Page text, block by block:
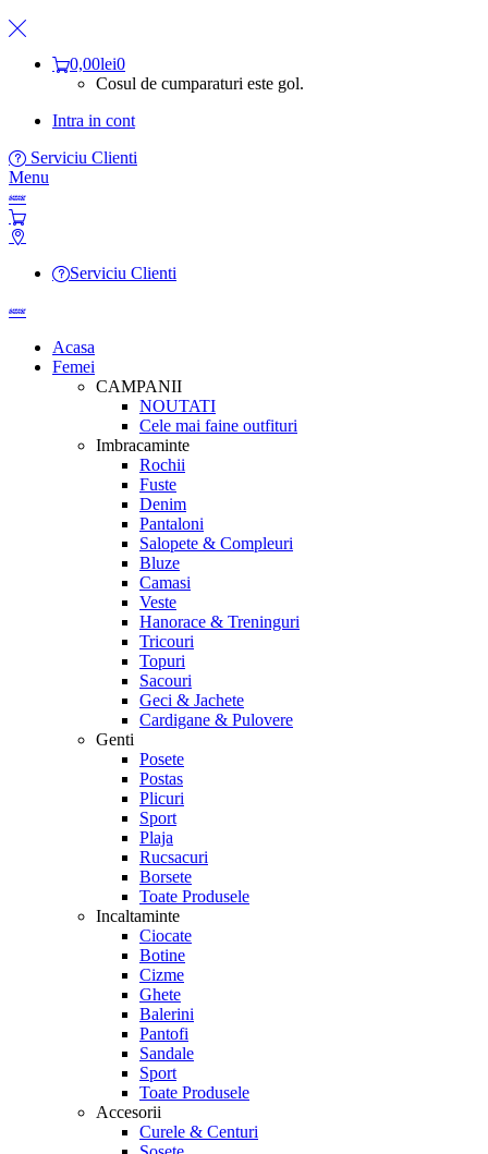
0,00lei0
Cosul de cumparaturi este gol.
Intra in cont
Serviciu Clienti
Menu
Serviciu Clienti
Acasa
Femei
CAMPANII
NOUTATI
Cele mai faine outfituri
Imbracaminte
Rochii
Fuste
Denim
Pantaloni
Salopete & Compleuri
Bluze
Camasi
Veste
Hanorace & Treninguri
Tricouri
Topuri
Sacouri
Geci & Jachete
Cardigane & Pulovere
Genti
Posete
Postas
Plicuri
Sport
Plaja
Rucsacuri
Borsete
Toate Produsele
Incaltaminte
Ciocate
Botine
Cizme
Ghete
Balerini
Pantofi
Sandale
Sport
Toate Produsele
Accesorii
Curele & Centuri